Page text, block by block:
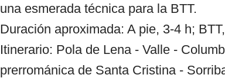
una esmerada técnica para la BTT.
Duración aproximada: A pie, 3-4 h;
Itinerario: Pola de Lena - Valle -
prerrománica de Santa Cristina -